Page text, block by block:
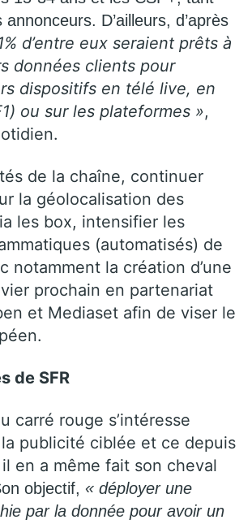
D’ailleurs, d’après
d’entre eux seraient prêts à
données clients pour
dispositifs en télé live, en
ou sur les plateformes »,
de la chaîne, continuer
la géolocalisation des
les box, intensifier les
(automatisés) de
notamment la création d’une
prochain en partenariat
et Mediaset afin de viser le
de SFR
carré rouge s’intéresse
publicité ciblée et ce depuis
en a même fait son cheval
objectif, « déployer une
par la donnée pour avoir un